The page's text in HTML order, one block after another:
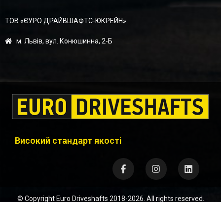
ТОВ «ЄУРО ДРАЙВШАФТC-ЮКРЕЙН»
м. Львів, вул. Конюшинна, 2-Б
Високий стандарт якості
© CopyrightEuro Driveshafts 2018-2026. All rights reserved.